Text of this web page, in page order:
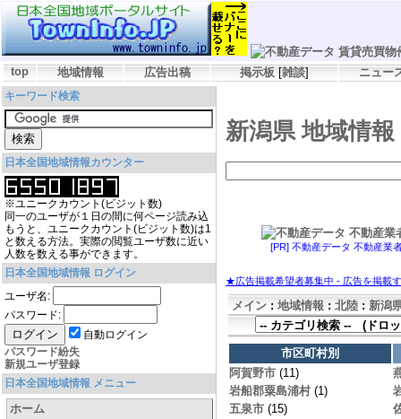
top 地域情報 広告出稿 掲示板 [雑談] ニュー
キーワード検索
日本全国地域情報カウンター
※ユニークカウント(ビジット数)
同一のユーザが１日の間に何ページ読み込
もうと、ユニークカウント(ビジット数)は1
と数える方法。実際の閲覧ユーザ数に近い
人数を数える事ができます。
日本全国地域情報 ログイン
ユーザ名:
パスワード:
自動ログイン
パスワード紛失
新規ユーザ登録
日本全国地域情報 メニュー
ホーム
新潟県 地域情報
[PR] 不動産データ 不動産業
★広告掲載希望者募集中 - 広告を掲載
メイン : 地域情報 : 北陸 : 新潟
市区町村別
阿賀野市 (11)
岩船郡粟島浦村 (1)
五泉市 (15)